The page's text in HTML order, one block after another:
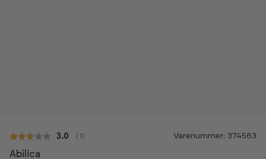
Gennemsnitlig vurdering:
3.0 ( stemmer:
1 ) Varenummer: 374563
Abilica